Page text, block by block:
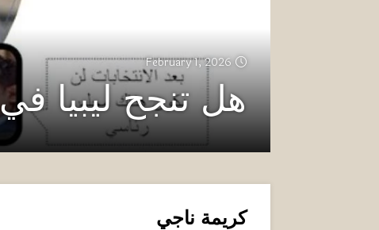
February 1, 2026
هل تنجح ليبيا
كريمة ناجي